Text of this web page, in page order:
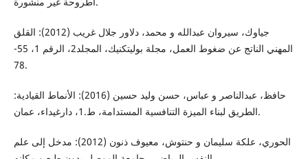
جياوك، سيروان عبدالله و محمد، دلاور جلال غريب (2012): القلق
المهني الناتج عن ضغوط العمل، مجلة بوليتكنيك، المجلد2، الرقم 1، 55-
78.
حافظ، عبدالناصر و عباس، حسن وليد حسين (2016): الأنماط القيادية:
الطريق لبناء الميزة التنافسية المستدامة، ط.1، دارغيداء، عمان.
الحوري، علكة سليمان و حنتوش، معيوف ذنون (2012): مدخل إلى علم